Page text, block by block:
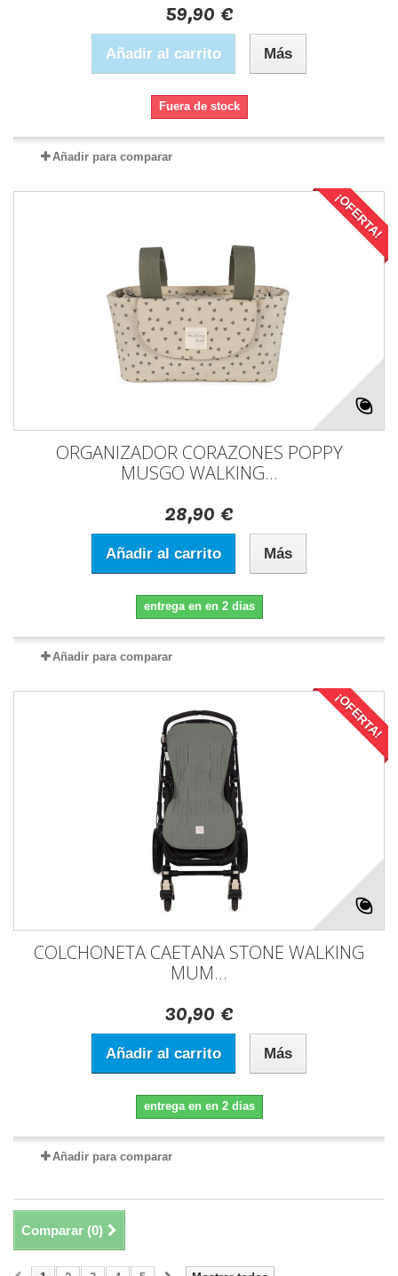
59,90 €
Añadir al carrito Más
Fuera de stock
Añadir para comparar
¡OFERTA!
ORGANIZADOR CORAZONES POPPY
MUSGO WALKING...
28,90 €
Añadir al carrito Más
entrega en en 2 dias
Añadir para comparar
¡OFERTA!
COLCHONETA CAETANA STONE WALKING
MUM...
30,90 €
Añadir al carrito Más
entrega en en 2 dias
Añadir para comparar
Comparar (0)